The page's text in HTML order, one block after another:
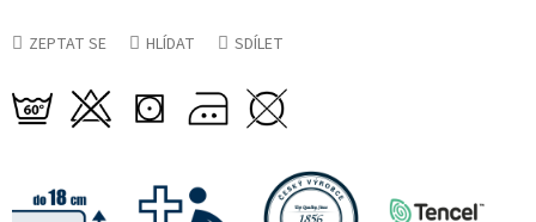
ZEPTAT SE HLÍDAT SDÍLET